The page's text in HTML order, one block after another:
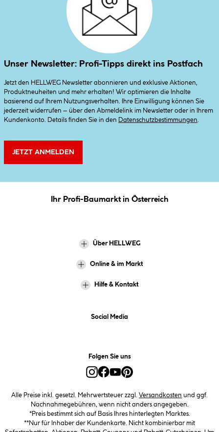
Unser Newsletter: Profi-Tipps direkt ins Postfach
Jetzt den HELLWEG Newsletter abonnieren und exklusive Aktionen,
Produktneuheiten und mehr erhalten! Wir optimieren die Inhalte
basierend auf Ihrem Nutzungsverhalten. Ihre Einwilligung können Sie
jederzeit widerrufen – über den Abmeldelink im Newsletter oder in Ihrem
Kundenkonto. Details finden Sie in den
Datenschutzbestimmungen
JETZT ANMELDEN
Ihr Profi-Baumarkt in Österreich
Über HELLWEG
Online & im Markt
Hilfe & Kontakt
Social Media
Folgen Sie uns
Alle Preise inkl. gesetzl. Mehrwertsteuer zzgl. Versandkosten und ggf.
Nachnahmegebühren, wenn nicht anders angegeben.
*Preis bestimmt sich auf Basis Ihres hinterlegten Marktes.
**Nur für Inhaber der Kundenkarte. Nicht kombinierbar mit